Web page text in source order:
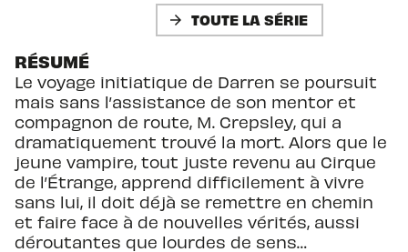
arrow_forward TOUTE LA SÉRIE
RÉSUMÉ
Le voyage initiatique de Darren se poursuit
mais sans l’assistance de son mentor et
compagnon de route, M. Crepsley, qui a
dramatiquement trouvé la mort. Alors que le
jeune vampire, tout juste revenu au Cirque
de l’Étrange, apprend difficilement à vivre
sans lui, il doit déjà se remettre en chemin
et faire face à de nouvelles vérités, aussi
déroutantes que lourdes de sens…